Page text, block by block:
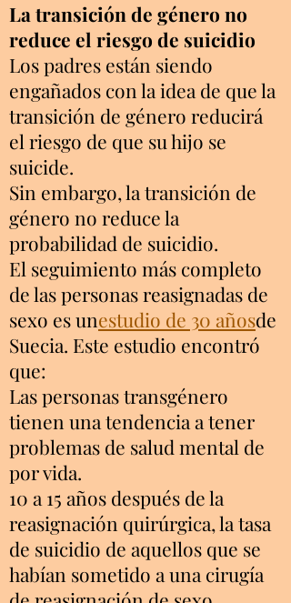
La transición de género no
reduce el riesgo de suicidio
Los padres están siendo
engañados con la idea de que la
transición de género reducirá
el riesgo de que su hijo se
suicide.
Sin embargo, la transición de
género no reduce la
probabilidad de suicidio.
El seguimiento más completo
de las personas reasignadas de
sexo es unestudio de 30 añosde
Suecia. Este estudio encontró
que:
Las personas transgénero
tienen una tendencia a tener
problemas de salud mental de
por vida.
10 a 15 años después de la
reasignación quirúrgica, la tasa
de suicidio de aquellos que se
habían sometido a una cirugía